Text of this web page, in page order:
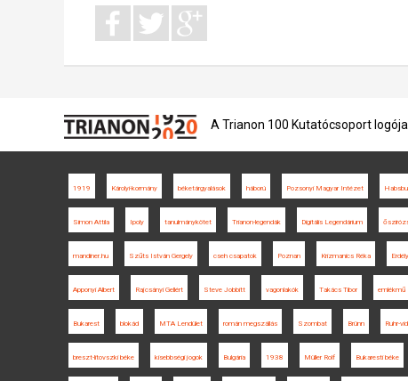
A Trianon 100 Kutatócsoport
1919 Károlyi-kormány béketárgyalások háború Pozsonyi Magyar Intézet
Simon Attila Ipoly tanulmánykötet Trianon-legendák Digitális Legendárium
mandiner.hu Szűts István Gergely cseh csapatok Poznan Krizmanics Réka Erdély
Apponyi Albert Rajcsányi Gellért Steve Jobbitt vagonlakók Takács Tibor emlékmű
Bukarest blokád MTA Lendület román megszállás Szombat Brünn Ruhr-
breszt-litovszki béke kisebbségi jogok Bulgária 1938 Müller Rolf Bukaresti béke